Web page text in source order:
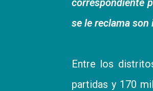
se le reclama son
Entre los
partidas y 170